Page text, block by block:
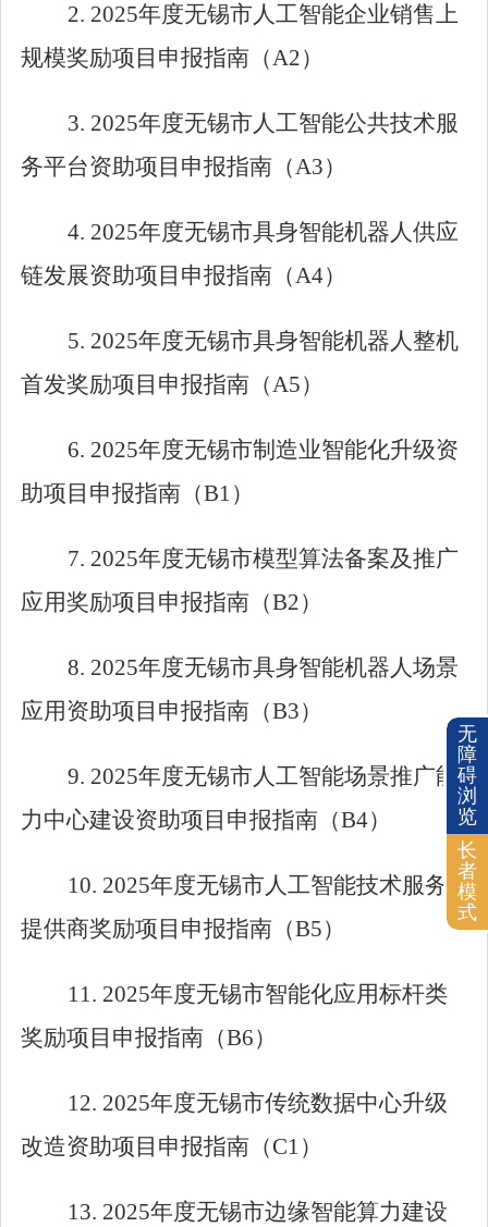
2. 2025年度无锡市人工智能企业销售上
规模奖励项目申报指南（A2）
3. 2025年度无锡市人工智能公共技术服
务平台资助项目申报指南（A3）
4. 2025年度无锡市具身智能机器人供应
链发展资助项目申报指南（A4）
5. 2025年度无锡市具身智能机器人整机
首发奖励项目申报指南（A5）
6. 2025年度无锡市制造业智能化升级资
助项目申报指南（B1）
7. 2025年度无锡市模型算法备案及推广
应用奖励项目申报指南（B2）
8. 2025年度无锡市具身智能机器人场景
应用资助项目申报指南（B3）
9. 2025年度无锡市人工智能场景推广能
力中心建设资助项目申报指南（B4）
10. 2025年度无锡市人工智能技术服务
提供商奖励项目申报指南（B5）
11. 2025年度无锡市智能化应用标杆类
奖励项目申报指南（B6）
12. 2025年度无锡市传统数据中心升级
改造资助项目申报指南（C1）
13. 2025年度无锡市边缘智能算力建设
无
障
碍
浏
览
长
者
模
式